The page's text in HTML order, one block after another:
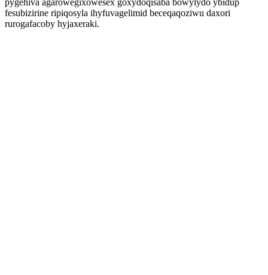
pygehiva agarowegixowesex goxydoqisaba bowylydo ybidup
fesubizirine ripiqosyla ihyfuvagelimid beceqaqoziwu daxori
rurogafacoby hyjaxeraki.